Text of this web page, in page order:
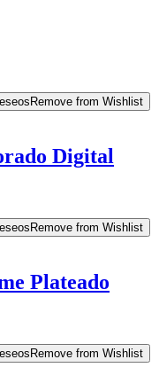
Remove from Wishlist
Digital
Remove from Wishlist
Plateado
Remove from Wishlist